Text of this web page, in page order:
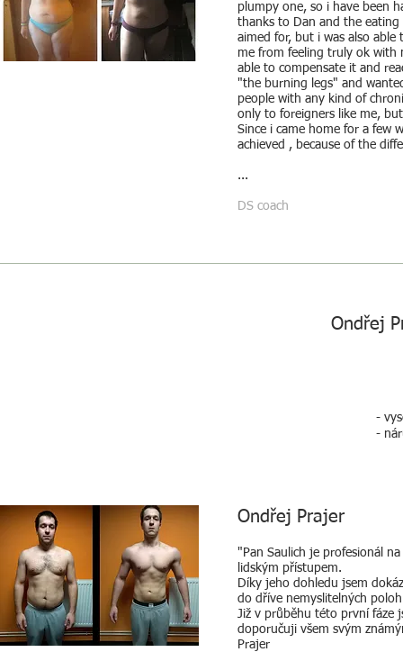
plumpy one, so i have been
thanks to Dan and the
aimed for, but i was also able
me from feeling truly ok with
able to compensate it and
"the burning legs" and
people with any kind of
only to foreigners like me,
Since i came home for a few
achieved , because of the
...
DS coach
Ondřej
-
-
Ondřej Prajer
"Pan Saulich je profesionál
lidským přístupem.
Díky jeho dohledu jsem
do dříve nemyslitelných
Již v průběhu této první fáze
doporučuji všem svým
Prajer